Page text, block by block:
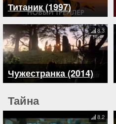
Титаник (1997)
Чужестранка (2014)
8.3
Тайна
8.2